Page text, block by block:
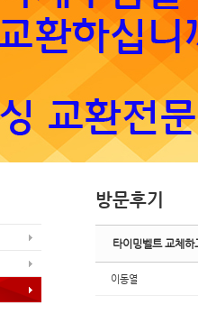
방문후기
타이밍벨트 교체하
이동열